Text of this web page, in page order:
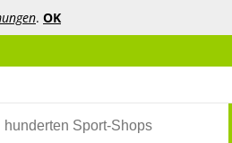
. OK